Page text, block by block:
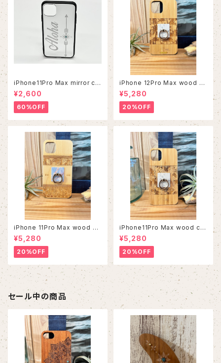
iPhone11Pro Max mirror ca
se
¥2,600
60%OFF
iPhone 12Pro Max wood ca
se
¥5,280
20%OFF
iPhone 11Pro Max wood ca
se
¥5,280
20%OFF
iPhone11Pro Max wood ca
se
¥5,280
20%OFF
セール中の商品